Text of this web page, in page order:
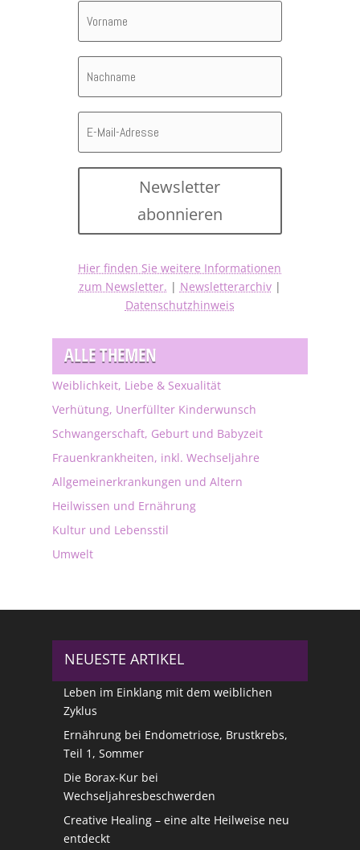
Newsletter
abonnieren
Hier finden Sie weitere Informationen
zum Newsletter. | Newsletterarchiv|
Datenschutzhinweis
ALLE THEMEN
Weiblichkeit, Liebe & Sexualität
Verhütung, Unerfüllter Kinderwunsch
Schwangerschaft, Geburt und Babyzeit
Frauenkrankheiten, inkl. Wechseljahre
Allgemeinerkrankungen und Altern
Heilwissen und Ernährung
Kultur und Lebensstil
Umwelt
NEUESTE ARTIKEL
Leben im Einklang mit dem weiblichen
Zyklus
Ernährung bei Endometriose, Brustkrebs,
Teil 1, Sommer
Die Borax-Kur bei
Wechseljahresbeschwerden
Creative Healing – eine alte Heilweise neu
entdeckt